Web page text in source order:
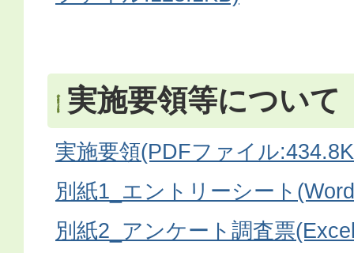
実施要領等について
実施要領(PDFファイル
別紙1_エントリーシート
別紙2_アンケート調査票